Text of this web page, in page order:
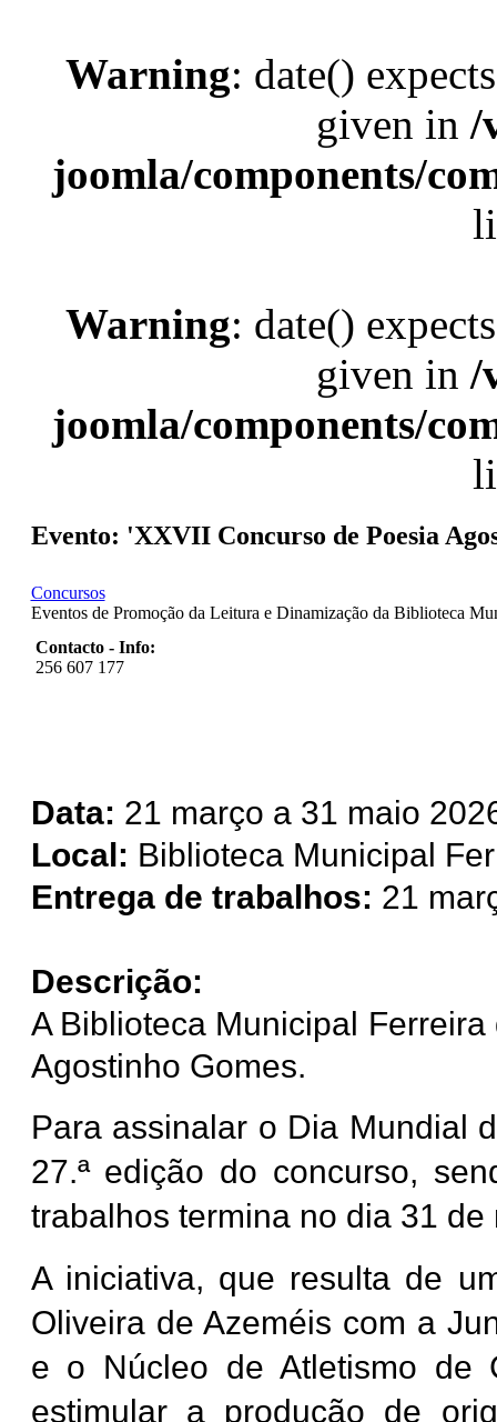
Warning: date()
given in /
joomla/components/
Warning: date()
given in /
joomla/components/
Evento: 'XXVII Concurso de Poesia
Concursos
Eventos de Promoção da Leitura e Dinamização da Biblioteca
Contacto - Info:
256 607 177
Data: 21 março a 31 maio
Local: Biblioteca Municipal
Entrega de trabalhos: 21
Descrição:
A Biblioteca Municipal
Agostinho Gomes.
Para assinalar o Dia Mundial
27.ª edição do concurso,
trabalhos termina no dia 31 de
A iniciativa, que resulta de
Oliveira de Azeméis com a
e o Núcleo de Atletismo de
estimular a produção de